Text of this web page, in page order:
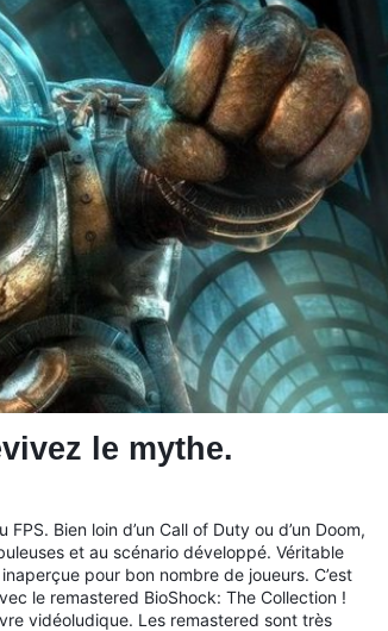
le mythe.
Bien loin d’un Call of Duty ou d’un Doom,
et au scénario développé. Véritable
pour bon nombre de joueurs. C’est
le remastered BioShock: The Collection !
vidéoludique. Les remastered sont très